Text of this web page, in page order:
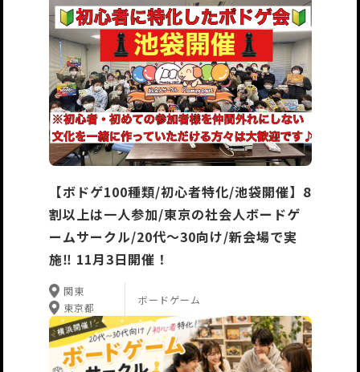
【ボドゲ100種類/初心者特化/池袋開催】8
割以上は一人参加/東京の社会人ボードゲ
ームサークル/20代〜30向け/新会場で実
施‼️ 11月3日開催！
関東
東京都
ボードゲーム